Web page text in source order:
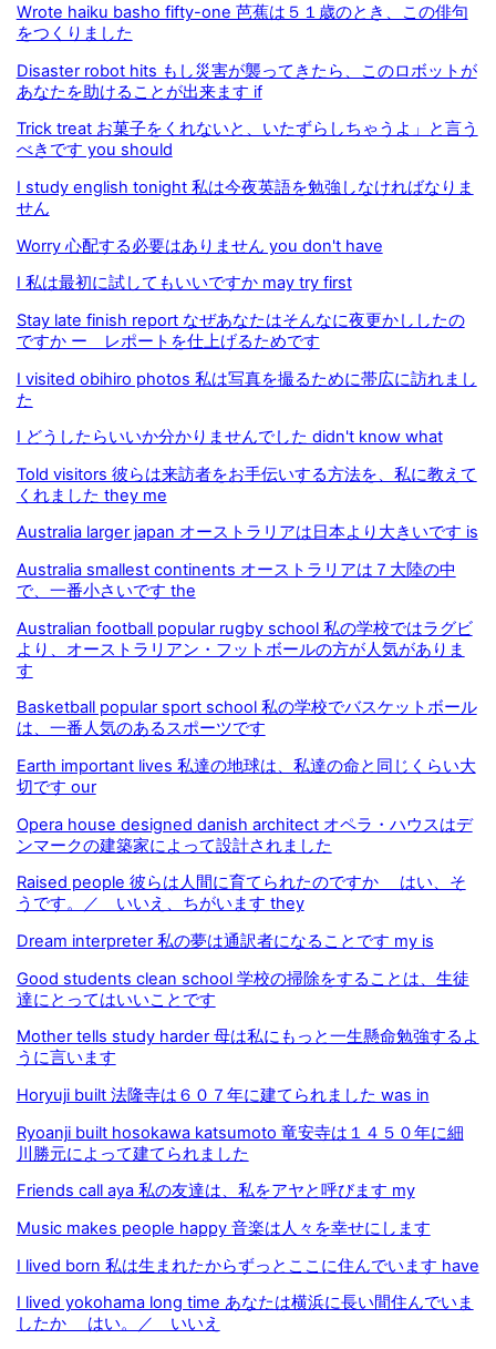
Wrote haiku basho fifty-one 芭蕉は５１歳のとき、この俳句
をつくりました
Disaster robot hits もし災害が襲ってきたら、このロボットが
あなたを助けることが出来ます if
Trick treat お菓子をくれないと、いたずらしちゃうよ」と言う
べきです you should
I study english tonight 私は今夜英語を勉強しなければなりま
せん
Worry 心配する必要はありません you don't have
I 私は最初に試してもいいですか may try first
Stay late finish report なぜあなたはそんなに夜更かししたの
ですか ー レポートを仕上げるためです
I visited obihiro photos 私は写真を撮るために帯広に訪れまし
た
I どうしたらいいか分かりませんでした didn't know what
Told visitors 彼らは来訪者をお手伝いする方法を、私に教えて
くれました they me
Australia larger japan オーストラリアは日本より大きいです is
Australia smallest continents オーストラリアは７大陸の中
で、一番小さいです the
Australian football popular rugby school 私の学校ではラグビ
より、オーストラリアン・フットボールの方が人気がありま
す
Basketball popular sport school 私の学校でバスケットボール
は、一番人気のあるスポーツです
Earth important lives 私達の地球は、私達の命と同じくらい大
切です our
Opera house designed danish architect オペラ・ハウスはデ
ンマークの建築家によって設計されました
Raised people 彼らは人間に育てられたのですか はい、そ
うです。／ いいえ、ちがいます they
Dream interpreter 私の夢は通訳者になることです my is
Good students clean school 学校の掃除をすることは、生徒
達にとってはいいことです
Mother tells study harder 母は私にもっと一生懸命勉強するよ
うに言います
Horyuji built 法隆寺は６０７年に建てられました was in
Ryoanji built hosokawa katsumoto 竜安寺は１４５０年に細
川勝元によって建てられました
Friends call aya 私の友達は、私をアヤと呼びます my
Music makes people happy 音楽は人々を幸せにします
I lived born 私は生まれたからずっとここに住んでいます have
I lived yokohama long time あなたは横浜に長い間住んでいま
したか はい。／ いいえ